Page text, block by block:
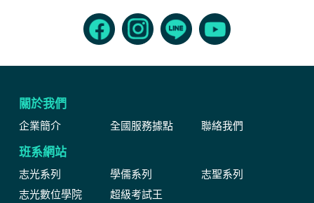
關於我們
企業簡介 全國服務據點 聯絡我們
班系網站
志光系列 學儒系列
志聖系列
志光數位學院
超級考試王